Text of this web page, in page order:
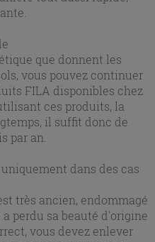
que donnent les
vous pouvez continuer
FILA disponibles chez
ces produits, la
il suffit donc de
par an.
dans des cas
très ancien, endommagé
perdu sa beauté d'origine
vous devez enlever